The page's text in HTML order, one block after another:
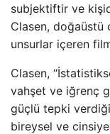
subjektiftir ve
Clasen, doğaüstü
unsurlar içeren
Clasen,
vahşet ve iğrenç
güçlü tepki
bireysel ve